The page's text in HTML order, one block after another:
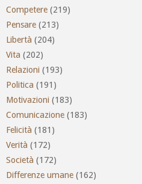
Competere (219)
Pensare (213)
Libertà (204)
Vita (202)
Relazioni (193)
Politica (191)
Motivazioni (183)
Comunicazione (183)
Felicità (181)
Verità (172)
Società (172)
Differenze umane (162)